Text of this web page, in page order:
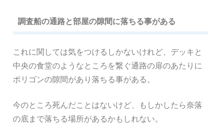
調査船の通路と部屋の隙間に落ちる事がある
これに関しては気をつけるしかないけれど、デッキと
中央の食堂のようなところを繋ぐ通路の扉のあたりに
ポリゴンの隙間があり落ちる事がある。
今のところ死んだことはないけど、もしかしたら奈落
の底まで落ちる場所があるかもしれない。